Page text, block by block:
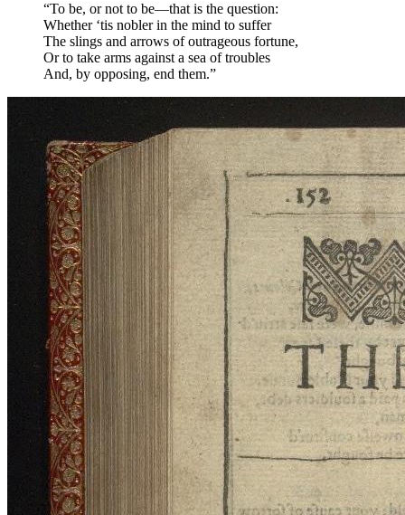
“To be, or not to be—that is the question:
Whether ‘tis nobler in the mind to suffer
The slings and arrows of outrageous fortune,
Or to take arms against a sea of troubles
And, by opposing, end them.”